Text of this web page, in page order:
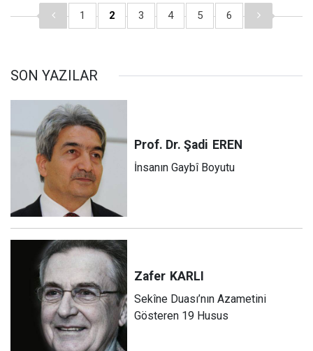
1 2 3 4 5 6
SON YAZILAR
Prof. Dr. Şadi EREN
İnsanın Gaybî Boyutu
Zafer KARLI
Sekîne Duası’nın Azametini
Gösteren 19 Husus